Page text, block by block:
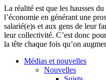
La réalité est que les hausses
l’économie en générant une
salarié(e)s et aux gens de leur
leur collectivité. C’est donc
la tête chaque fois qu’on
Médias et nouvelles
Nouvelles